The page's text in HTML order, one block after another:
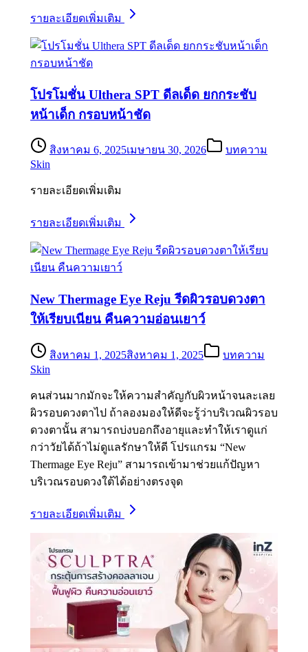
รายละเอียดเพิ่มเติม
โปรโมชั่น Ulthera SPT ดีลเด็ด ยกกระชับ
หน้าเด็ก กรอบหน้าชัด
สิงหาคม 6, 2025เมษายน 30, 2026
บทความ
Skin
รายละเอียดเพิ่มเติม
รายละเอียดเพิ่มเติม
New Thermage Eye Reju รีดผิวรอบดวงตา
ให้เรียบเนียน คืนความอ่อนเยาว์
สิงหาคม 1, 2025สิงหาคม 1, 2025
บทความ
Skin
คนส่วนมากมักจะให้ความสำคัญกับผิวหน้าจนละเลย
ผิวรอบดวงตาไป ถ้าลองมองให้ดีจะรู้ว่าบริเวณผิวรอบ
ดวงตานั้น สามารถบ่งบอกถึงอายุและทำให้เราดูแก่
กว่าวัยได้ถ้าไม่ดูแลรักษาให้ดี โปรแกรม “New
Thermage Eye Reju” สามารถเข้ามาช่วยแก้ปัญหา
บริเวณรอบดวงใต้ได้อย่างตรงจุด
รายละเอียดเพิ่มเติม